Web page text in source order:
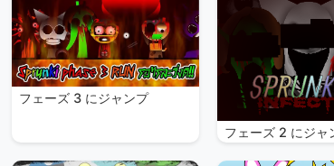
フェーズ 3 にジャンプ
フェーズ 2 にジャ